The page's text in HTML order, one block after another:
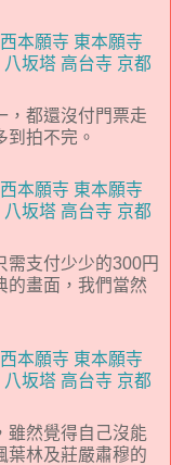
，都還沒付門票走
拍不完。
需支付少少的300円
的畫面，我們當然
雖然覺得自己沒能
葉林及莊嚴肅穆的